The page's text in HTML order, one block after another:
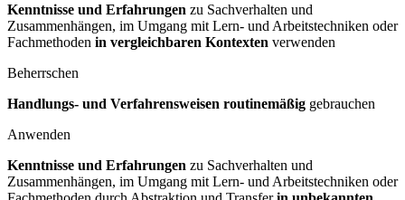
Kenntnisse und Erfahrungen zu Sachverhalten und
Zusammenhängen, im Umgang mit Lern- und Arbeitstechniken oder
Fachmethoden in vergleichbaren Kontexten verwenden
Beherrschen
Handlungs- und Verfahrensweisen routinemäßig gebrauchen
Anwenden
Kenntnisse und Erfahrungen zu Sachverhalten und
Zusammenhängen, im Umgang mit Lern- und Arbeitstechniken oder